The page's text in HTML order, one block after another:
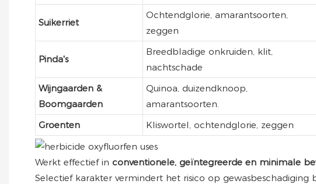
Suikerriet
Ochtendglorie, amarantsoorten,
zeggen
Pinda's
Breedbladige onkruiden, klit,
nachtschade
Wijngaarden &
Boomgaarden
Quinoa, duizendknoop,
amarantsoorten.
Groenten Kliswortel, ochtendglorie, zeggen
Werkt effectief in conventionele, geïntegreerde en minimale
Selectief karakter vermindert het risico op gewasbeschadiging